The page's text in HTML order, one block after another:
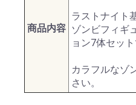
商品内容
ラストナイト
ゾンビフィギ
ョン7体セット
カラフルなゾ
さい。